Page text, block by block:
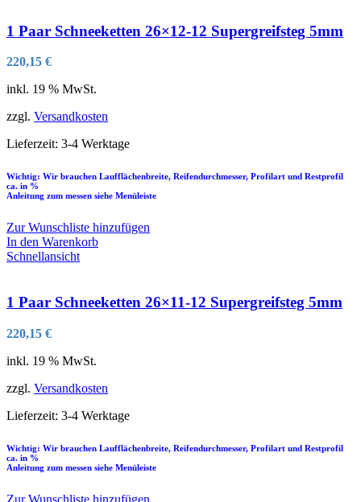
1 Paar Schneeketten 26×12-12 Supergreifsteg 5mm
220,15 €
inkl. 19 % MwSt.
zzgl. Versandkosten
Lieferzeit: 3-4 Werktage
Wichtig: Wir brauchen Laufflächenbreite, Reifendurchmesser, Profilart und Restprofil
ca. in %
Anleitung zum messen siehe Menüleiste
Zur Wunschliste hinzufügen
In den Warenkorb
Schnellansicht
1 Paar Schneeketten 26×11-12 Supergreifsteg 5mm
220,15 €
inkl. 19 % MwSt.
zzgl. Versandkosten
Lieferzeit: 3-4 Werktage
Wichtig: Wir brauchen Laufflächenbreite, Reifendurchmesser, Profilart und Restprofil
ca. in %
Anleitung zum messen siehe Menüleiste
Zur Wunschliste hinzufügen